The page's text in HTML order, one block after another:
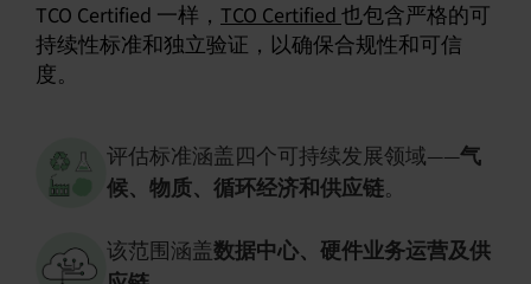
TCO Certified 一样， TCO Certified也包含严格的可
持续性标准和独立验证，以确保合规性和可信
度。
评估标准涵盖四个可持续发展领域——气
候、物质、循环经济和供应链。
该范围涵盖数据中心、硬件业务运营及供